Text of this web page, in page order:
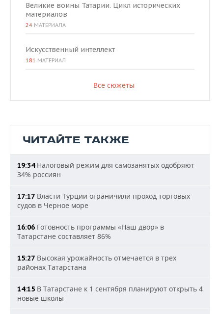
Великие воины Татарии. Цикл исторических
материалов
24 МАТЕРИАЛА
Искусственный интеллект
181 МАТЕРИАЛ
Все сюжеты
ЧИТАЙТЕ ТАКЖЕ
19:34Налоговый режим для самозанятых одобряют
34% россиян
17:17 Власти Турции ограничили проход торговых
судов в Черное море
16:06 Готовность программы «Наш двор» в
Татарстане составляет 86%
15:27 Высокая урожайность отмечается в трех
районах Татарстана
14:15 В Татарстане к 1 сентября планируют открыть 4
новые школы